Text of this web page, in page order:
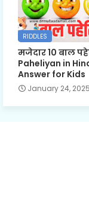
RIDDLES
मजेदार 10 बाल
Paheliyan in
Answer for Kids
January 24, 2025